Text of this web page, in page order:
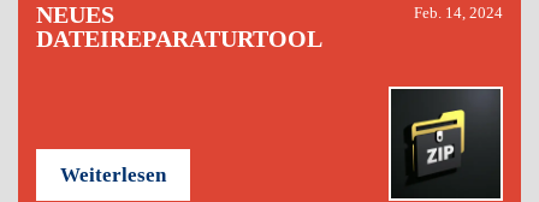
NEUES
DATEIREPARATURTOOL
Feb. 14, 2024
Weiterlesen